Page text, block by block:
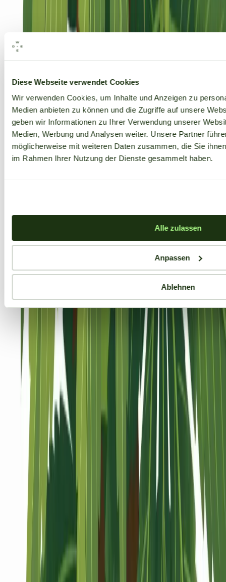
Diese Webseite verwendet Cookies
Wir verwenden Cookies, um Inhalte und Anzeigen zu
Medien anbieten zu können und die Zugriffe auf unsere
geben wir Informationen zu Ihrer Verwendung unserer
Medien, Werbung und Analysen weiter. Unsere Partner
möglicherweise mit weiteren Daten zusammen, die Sie
im Rahmen Ihrer Nutzung der Dienste gesammelt haben.
Alle zulassen
Anpassen
Ablehnen
Seedbanks